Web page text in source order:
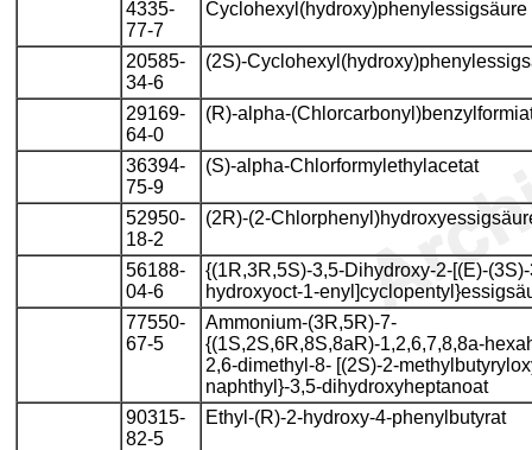
4335-
77-7
Cyclohexyl(hydroxy)phenylessigsäure
20585-
34-6
(2S)-
29169-
64-0
(R)-alpha-
36394-
75-9
(S)-alpha-Chlorformylethylacetat
52950-
18-2
(2R)-(2-
56188-
04-6
{(1R,3R,5S)-3,5-Dihydroxy-2-[(E)-
hydroxyoct-1-
77550-
67-5
Ammonium-(3R,5R)-7-
{(1S,2S,6R,8S,8aR)-1,2,6,7,8,8a-
2,6-dimethyl-8- [(2S)-2-
naphthyl}-3,5-dihydroxyheptanoat
90315-
82-5
Ethyl-(R)-2-hydroxy-4-phenylbutyrat